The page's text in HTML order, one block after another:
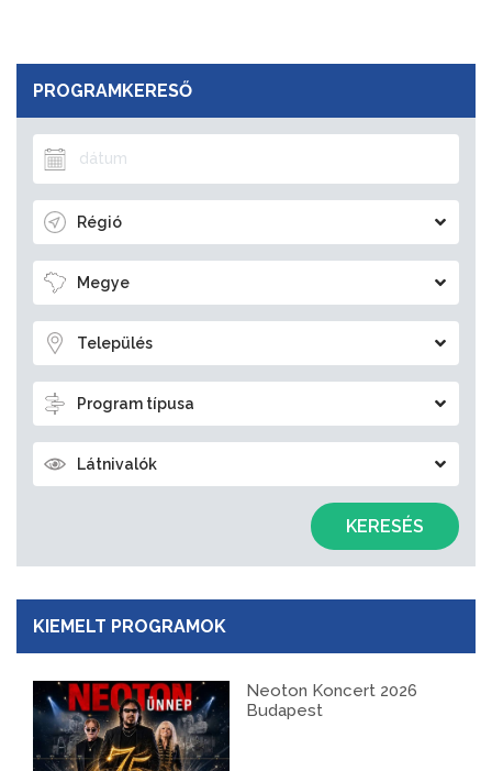
PROGRAMKERESŐ
Régió
Megye
Település
Program típusa
Látnivalók
KERESÉS
KIEMELT PROGRAMOK
Neoton Koncert 2026
Budapest